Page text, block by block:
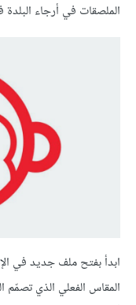
الملصقات في أرجاء البلدة
ابدأ بفتح ملف جديد في
المقاس الفعلي الذي